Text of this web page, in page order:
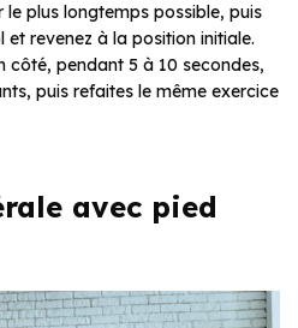
le plus longtemps possible, puis
revenez à la position initiale.
côté, pendant 5 à 10 secondes,
puis refaites le même exercice
avec pied